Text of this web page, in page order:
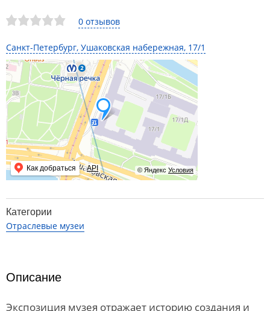
0 отзывов
Санкт-Петербург, Ушаковская набережная, 17/1
© Яндекс Условия
Как добраться API
Категории
Отраслевые музеи
Описание
Экспозиция музея отражает историю создания и